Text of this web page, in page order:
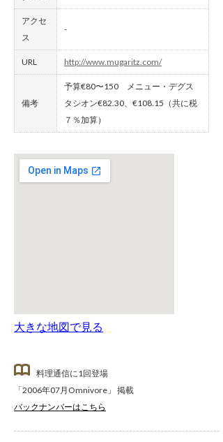
アクセ
ス
-
URL http://www.mugaritz.com/
備考
予算€80〜150 メニュー・デグス
タシオン€82.30、€108.15（共に税
７％加算）
大きな地図で見る
料理通信に1回登場
「2006年07月Omnivore」 掲載
バックナンバーはこちら